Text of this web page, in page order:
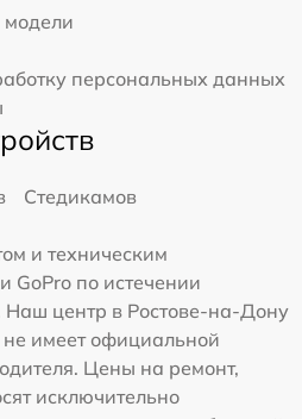
персональных данных
Стедикамов
и техническим
GoPro по истечении
Наш центр в Ростове-на-Дону
не имеет официальной
Цены на ремонт,
исключительно